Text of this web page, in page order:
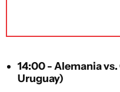
14:00 - Alemania
Uruguay)